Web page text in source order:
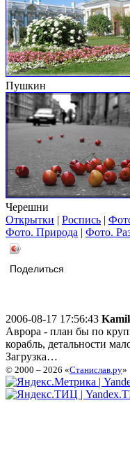
Пушкин
Черешни
Открытки | Роспись |
Фото. Природа | Фото.
Поделиться
2006-08-17 17:56:43
Аврора - план бы по
корабль, детальности
Загрузка…
© 2000 – 2026 «Станислав.ру»